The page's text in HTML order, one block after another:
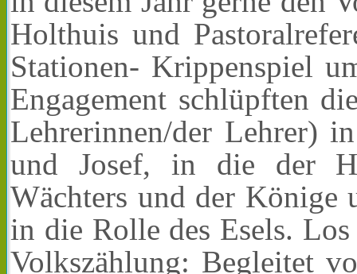
Holthuis und
Stationen- Krippenspiel
Engagement schlüpften
Lehrerinnen/der Lehrer)
und Josef, in die der
Wächters und der Könige
in die Rolle des Esels.
Volkszählung: Begleitet